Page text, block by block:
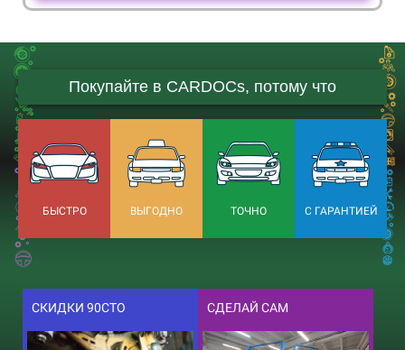
Покупайте в CARDOCs, потому что
БЫСТРО ВЫГОДНО ТОЧНО С ГАРАНТИЕЙ
СКИДКИ 90СТО СДЕЛАЙ САМ